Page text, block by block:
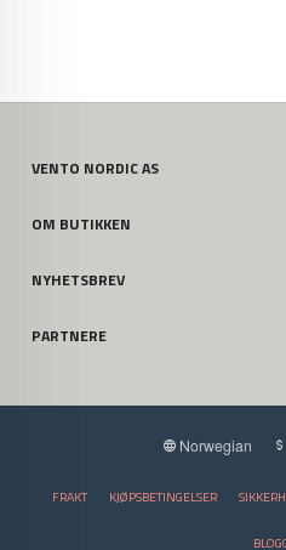
VENTO NORDIC AS
OM BUTIKKEN
NYHETSBREV
PARTNERE
Norwegian
FRAKT KJØPSBETINGELSER